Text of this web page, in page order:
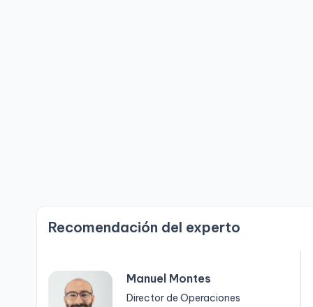
Recomendación del experto
Manuel Montes
Director de Operaciones